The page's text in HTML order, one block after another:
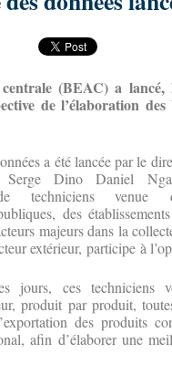
(BEAC) a
de l’élaboration des
a été lancée par le
Dino Daniel
techniciens venue
des
majeurs dans la
extérieur, participe à
jours, ces techniciens
produit par produit,
des produits
afin d’élaborer une